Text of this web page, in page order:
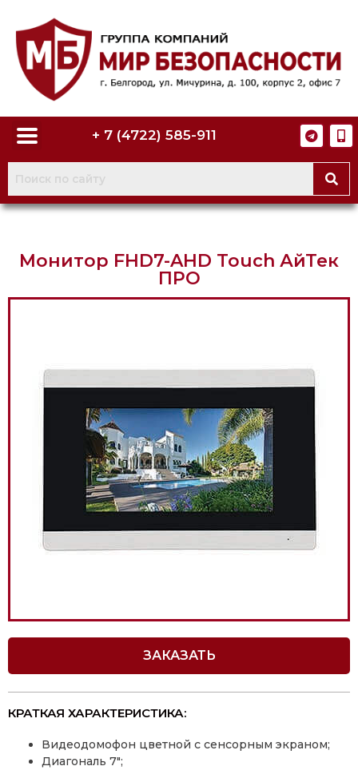
+ 7 (4722) 585-911
Монитор FHD7-AHD Touch АйТек
ПРО
ЗАКАЗАТЬ
КРАТКАЯ ХАРАКТЕРИСТИКА:
Видеодомофон цветной с сенсорным экраном;
Диагональ 7″;